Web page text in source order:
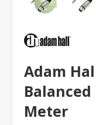
Adam
Balanced
Meter